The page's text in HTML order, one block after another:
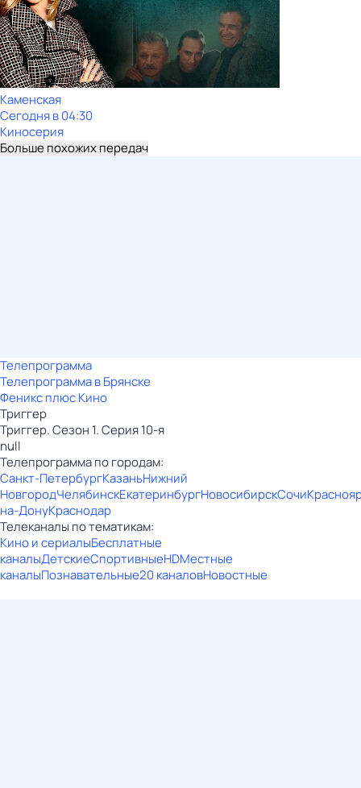
Каменская
Сегодня в 04:30
Киносерия
Больше похожих передач
Телепрограмма
Телепрограмма в Брянске
Феникс плюс Кино
Триггер
Триггер. Сезон 1. Серия 10-я
null
Телепрограмма по городам:
Санкт-ПетербургКазаньНижний
НовгородЧелябинскЕкатеринбургНовосибирскСочи
на-ДонуКраснодар
Телеканалы по тематикам:
Кино и сериалыБесплатные
каналыДетскиеСпортивныеHDМестные
каналыПознавательные20 каналовНовостные